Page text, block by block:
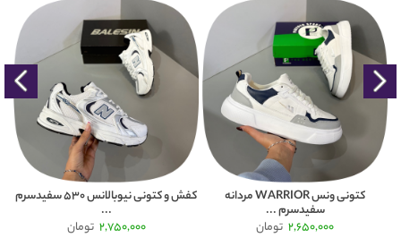
کتونی ونس WARRIOR مردانه
سفیدسرم ...
2,650,000 تومان
کفش و کتونی نیوبالانس 530 سفیدسرم
...
2,750,000 تومان